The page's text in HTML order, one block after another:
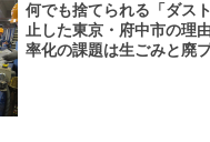
何でも捨てられる「ダス
止した東京・府中市の理
率化の課題は生ごみと廃